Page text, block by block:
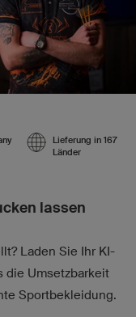
Lieferung in 167
Länder
lassen
Laden Sie Ihr KI-
die Umsetzbarkeit
Sportbekleidung.